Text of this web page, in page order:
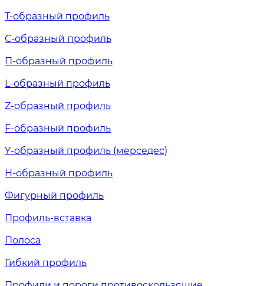
Т-образный профиль
С-образный профиль
П-образный профиль
L-образный профиль
Z-образный профиль
F-образный профиль
Y-образный профиль (мерседес)
H-образный профиль
Фигурный профиль
Профиль-вставка
Полоса
Гибкий профиль